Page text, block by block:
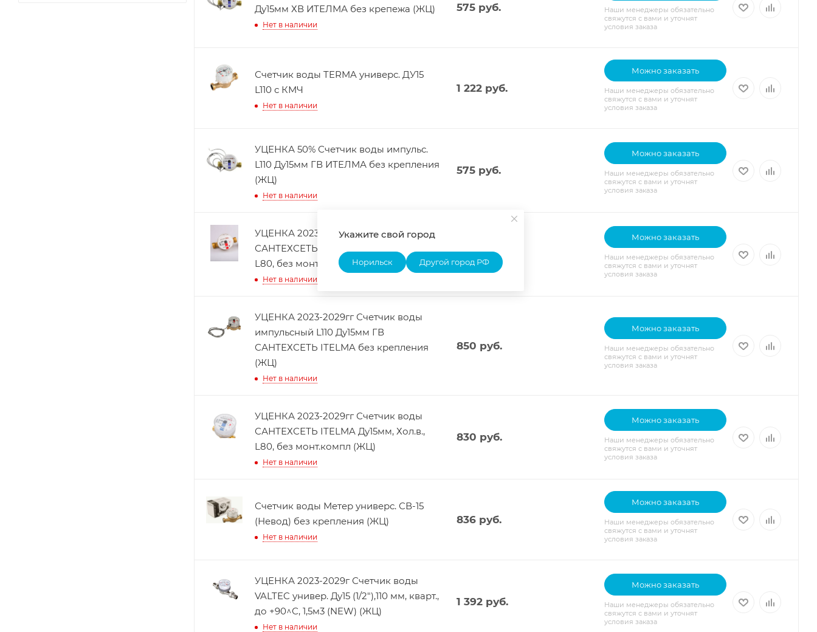
Ду15мм ХВ ИТЕЛМА без крепежа (ЖЦ)
Нет в наличии
575руб.
Наши менеджеры обязательно
свяжутся с вами и уточнят
условия заказа
Счетчик воды TERMA универс. ДУ15
L110 с КМЧ
Нет в наличии
1 222руб.
Можно заказать
Наши менеджеры обязательно
свяжутся с вами и уточнят
условия заказа
УЦЕНКА 50% Счетчик воды импульс.
L110 Ду15мм ГВ ИТЕЛМА без крепления
(ЖЦ)
Нет в наличии
575руб.
Можно заказать
Наши менеджеры обязательно
свяжутся с вами и уточнят
условия заказа
УЦЕНКА 2023-2029гг Счетчик воды
САНТЕХСЕТЬ ITELMA Ду15мм, Гор.в.,
L80, без монт.компл (ЖЦ)
Нет в наличии
830руб.
Можно заказать
Наши менеджеры обязательно
свяжутся с вами и уточнят
условия заказа
УЦЕНКА 2023-2029гг Счетчик воды
импульсный L110 Ду15мм ГВ
САНТЕХСЕТЬ ITELMA без крепления
(ЖЦ)
Нет в наличии
850 руб.
Можно заказать
Наши менеджеры обязательно
свяжутся с вами и уточнят
условия заказа
УЦЕНКА 2023-2029гг Счетчик воды
САНТЕХСЕТЬ ITELMA Ду15мм, Хол.в.,
L80, без монт.компл (ЖЦ)
Нет в наличии
830 руб.
Можно заказать
Наши менеджеры обязательно
свяжутся с вами и уточнят
условия заказа
Счетчик воды Метер универс. СВ-15
(Невод) без крепления (ЖЦ)
Нет в наличии
836руб.
Можно заказать
Наши менеджеры обязательно
свяжутся с вами и уточнят
условия заказа
УЦЕНКА 2023-2029г Счетчик воды
VALTEC универ. Ду15 (1/2"),110 мм, кварт.,
до +90^С, 1,5м3 (NEW) (ЖЦ)
Нет в наличии
1 392руб.
Можно заказать
Наши менеджеры обязательно
свяжутся с вами и уточнят
условия заказа
Укажите свой город
Норильск Другой город РФ